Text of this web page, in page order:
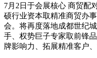
7月2日于会展核心 商贸配
硕行业资本取精准商贸办
会。将再度落地成都世纪
手、权势巨子专家取前锋
牌影响力、拓展精准客户